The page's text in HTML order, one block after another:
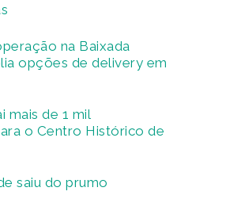
na Baixada
opções de delivery em
mais de 1 mil
o Centro Histórico de
saiu do prumo